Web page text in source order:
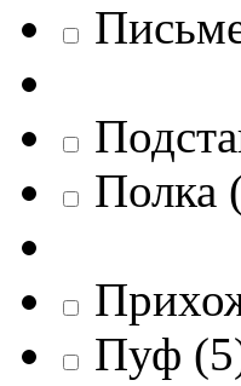
Полка
Пуф (5